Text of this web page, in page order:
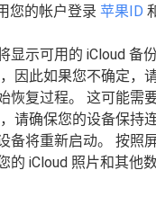
您的帐户登录 苹果ID
显示可用的 iCloud 备
因此如果您不确定，
恢复过程。 这可能需
请确保您的设备保持
备将重新启动。 按照
的 iCloud 照片和其他